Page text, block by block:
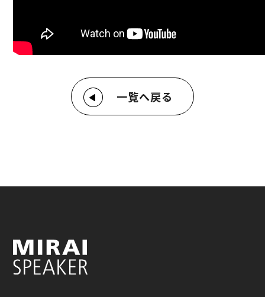
一覧へ戻る